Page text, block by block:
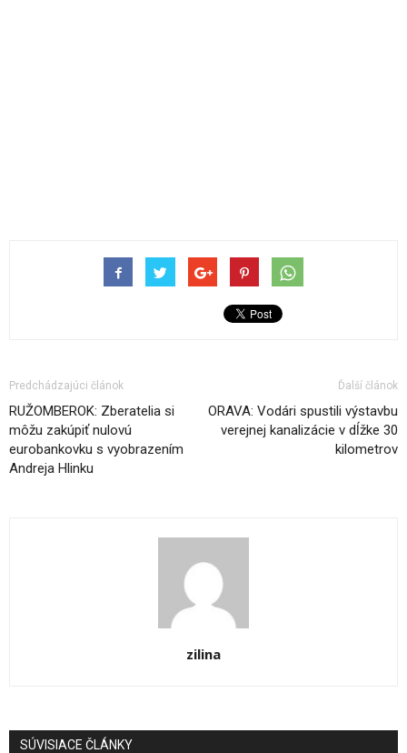
Predchádzajúci článok
RUŽOMBEROK: Zberatelia si
môžu zakúpiť nulovú
eurobankovku s vyobrazením
Andreja Hlinku
Ďalší článok
ORAVA: Vodári spustili výstavbu
verejnej kanalizácie v dĺžke 30
kilometrov
zilina
SÚVISIACE ČLÁNKY